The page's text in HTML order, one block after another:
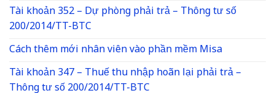
Tài khoản 352 – Dự phòng phải trả – Thông tư số
200/2014/TT-BTC
Cách thêm mới nhân viên vào phần mềm Misa
Tài khoản 347 – Thuế thu nhập hoãn lại phải trả –
Thông tư số 200/2014/TT-BTC